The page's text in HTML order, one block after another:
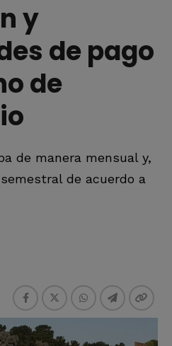
y
de pago
de
de manera mensual y,
de acuerdo a